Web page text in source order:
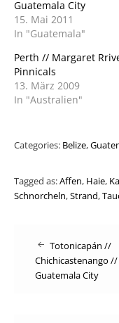
Guatemala City
15. Mai 2011
In "Guatemala"
Perth // Margaret
Pinnicals
13. März 2009
In "Australien"
Categories: Belize,
Tagged as:Affen, Haie,
Schnorcheln,Strand,
Post
Totonicapán //
Chichicastenango //
Guatemala City